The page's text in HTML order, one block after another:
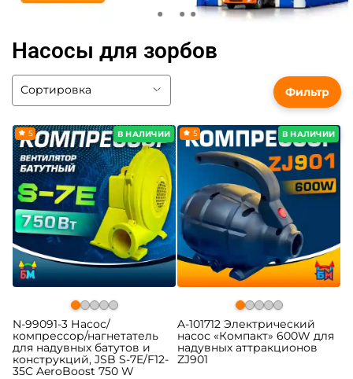
Насосы для зорбов
В НАЛИЧИИ
5
N-99091-3 Насос/
компрессор/нагнетатель
для надувных батутов и
конструкций, JSB S-7E/F12-
35C AeroBoost 750 W
В НАЛИЧИИ
5
A-101712 Электрический
насос «Компакт» 600W для
надувных аттракционов
ZJ901
Фильтр